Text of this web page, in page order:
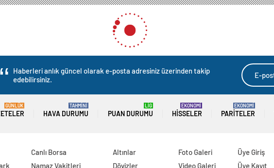
Haberleri anlık güncel olarak e-posta adresiniz üzerinden takip
edebilirsiniz.
GÜNLÜK
HAVA DURUMU
TAHMİNİ
PUAN DURUMU
LİG
HISSELER
EKONOMİ
PARITELER
EKONOMİ
Canlı Borsa
Namaz Vakitleri
Altınlar
Dövizler
Foto Galeri
Video Galeri
Üye Giriş
Üye Kayıt